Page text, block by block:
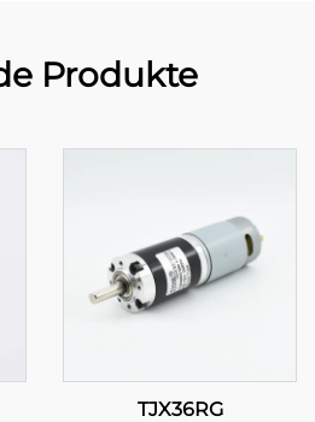
Produkte
TJX36RG